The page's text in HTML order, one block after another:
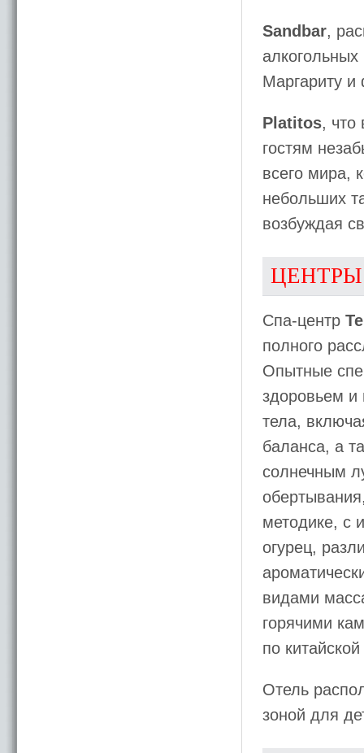
Sandbar,
Маргариту и
Platitos, что
гостям
всего мира,
небольших
возбуждая
Спа-центр
полного
Опытные
здоровьем
тела,
баланса, а
солнечным
методике, с
огурец,
видами
горячими
по
Отель
зоной для